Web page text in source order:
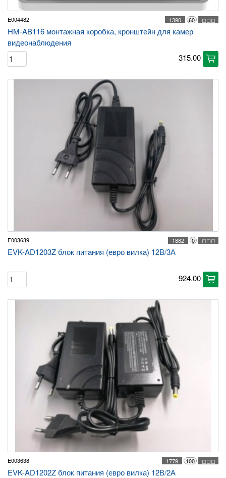
E004482 ◻◻◻
60
1390
HM-AB116 монтажная коробка, кронштейн для камер
видеонаблюдения
315.00 cart
E003639 ◻◻◻
0
1882
EVK-AD1203Z блок питания (евро вилка) 12В/3А
924.00 cart
E003638 ◻◻◻
100
1779
EVK-AD1202Z блок питания (евро вилка) 12В/2А